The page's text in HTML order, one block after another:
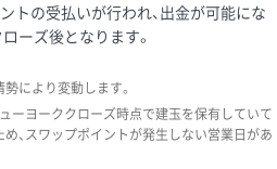
トの受払いが行われ、出金が可能にな
ーズ後となります。
により変動します。
ーヨーククローズ時点で建玉を保有していて
、スワップポイントが発生しない営業日があ